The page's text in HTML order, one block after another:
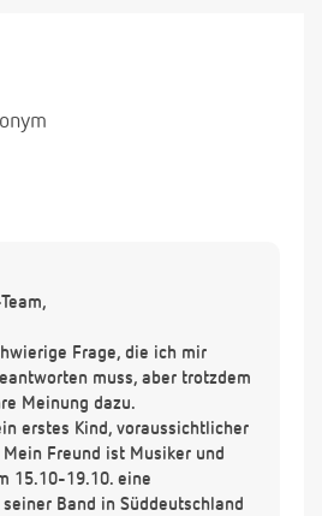
Frage, die ich mir
muss, aber trotzdem
Meinung dazu.
erstes Kind, voraussichtlicher
Freund ist Musiker und
15.10-19.10. eine
Band in Süddeutschland